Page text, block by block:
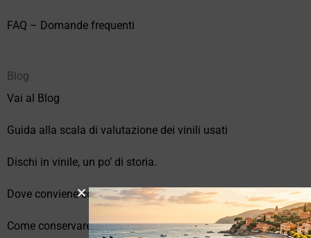
FAQ – Domande frequenti
Blog
Vai al Blog
Guida alla scala di valutazione dei vinili usati
Dischi in vinile, un po’ di storia.
Dove conviene comprare vinili online?
Come conservare correttamente i vinili usati